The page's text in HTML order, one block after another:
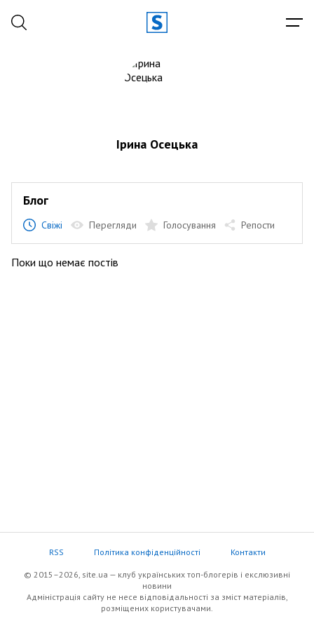
Ірина Осецька
Блог
Свіжі Перегляди Голосування Репости
Поки що немає постів
RSS Політика конфіденційності Контакти
© 2015–2026, site.ua — клуб українських топ-блогерів i екслюзивнi
новини
Адміністрація сайту не несе відповідальності за зміст матеріалів,
розміщених користувачами.